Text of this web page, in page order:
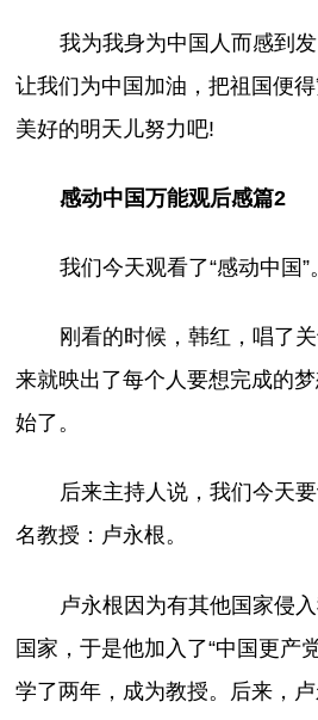
我为我身为中国人而感到
让我们为中国加油，把祖国便
美好的明天儿努力吧!
感动中国万能观后感篇2
我们今天观看了“感动中国”。
刚看的时候，韩红，唱了
来就映出了每个人要想完成的
始了。
后来主持人说，我们今天
名教授：卢永根。
卢永根因为有其他国家侵
国家，于是他加入了“中国更产
学了两年，成为教授。后来，